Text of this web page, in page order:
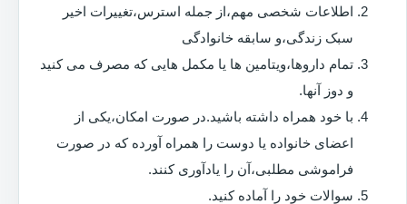
اطلاعات شخصی مهم،از جمله استرس،تغییرات اخیر
سبک زندگی،و سابقه خانوادگی
تمام داروها،ویتامین ها یا مکمل هایی که مصرف می کنید
و دوز آنها.
با خود همراه داشته باشید.در صورت امکان،یکی از
اعضای خانواده یا دوست را همراه آورده که در صورت
فراموشی مطلبی،آن را یادآوری کنند.
سوالات خود را آماده کنید.